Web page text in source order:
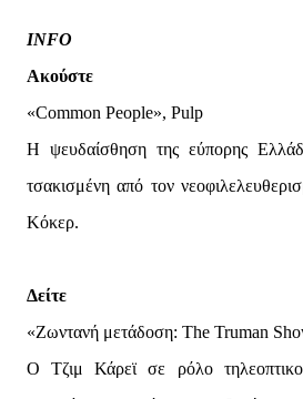
INFO
Ακούστε
«Common People», Pulp
H ψευδαίσθηση της εύπορης
τσακισμένη από τον
Κόκερ.
Δείτε
«Ζωντανή μετάδοση: The Truman
Ο Τζιμ Κάρεϊ σε ρόλο